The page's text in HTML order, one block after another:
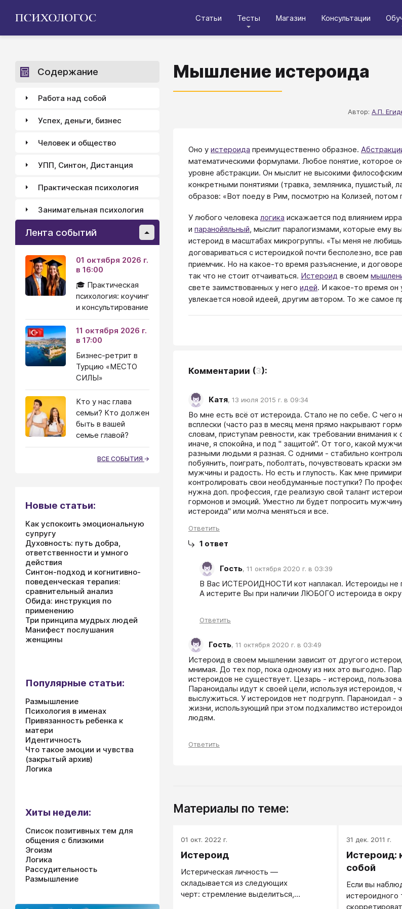
Статьи Тесты Магазин Консультации
Мышление истероида
Автор: А.П.
Оно у истероида преимущественно образное.
математическими формулами. Любое понятие, которое
уровне абстракции. Он мыслит не высокими
конкретными понятиями (травка, земляника,
образов: «Вот поеду в Рим, посмотрю на Колизей, потом
У любого человека логика искажается под влиянием
и паранойяльный , мыслит паралогизмами, которые ему
истероид в масштабах микрогруппы. «Ты меня не
договариваться с истероидкой почти бесполезно, все
приемчик. Но на какое-то время разъяснение, и
так что не стоит отчаиваться. Истероид в своем
свете заимствованных у него идей. И какое-то время он
увлекается новой идеей, другим автором. То же самое
Комментарии (3):
Катя, 13 июля 2015 г. в 09:34
Во мне есть всё от истероида. Стало не по себе. С чего
всплески (часто раз в месяц меня прямо накрывают
словам, приступам ревности, как требовании внимания
иначе, я спокойна, и под " защитой". От того, какой
разными людьми я разная. С одними - стабильно
побуянить, поиграть, поболтать, почувствовать
мужчины и радость. Но есть и глупость. Как мне
контролировать свои необдуманные поступки? По
нужна доп. профессия, где реализую свой талант
гормонов и эмоций. Уместно ли будет попросить
истероида" или молча меняться и все.
Ответить
1 ответ
Гость, 11 октября 2020 г. в 03:39
В Вас ИСТЕРОИДНОСТИ кот наплакал. Истероиды не
А истерите Вы при наличии ЛЮБОГО истероида в
Ответить
Гость, 11 октября 2020 г. в 03:49
Истероид в своем мышлении зависит от другого
мнимая. До тех пор, пока одному из них это выгодно.
истероидов не существует. Цезарь - истероид,
Параноидалы идут к своей цели, используя истероидов,
выслужиться. У истероидов нет подгрупп. Параноидал
жизни, использующий при этом подхалимство
людям.
Ответить
Материалы по теме:
01 окт. 2022 г.
Истероид
Истерическая личность —
складывается из следующих
черт: стремление выделиться,
31 дек. 2011 г.
Истероид:
собой
Если вы
истероидного
Содержание
Работа над собой
Успех, деньги, бизнес
Человек и общество
УПП, Синтон, Дистанция
Практическая психология
Занимательная психология
Лента событий
01 октября 2026 г.
в 16:00
🎓 Практическая
психология: коучинг
и консультирование
11 октября 2026 г.
в 17:00
Бизнес-ретрит в
Турцию «МЕСТО
СИЛЫ»
Кто у нас глава
семьи? Кто должен
быть в вашей
семье главой?
ВСЕ СОБЫТИЯ
Новые статьи:
Как успокоить эмоциональную
супругу
Духовность: путь добра,
ответственности и умного
действия
Синтон-подход и когнитивно-
поведенческая терапия:
сравнительный анализ
Обида: инструкция по
применению
Три принципа мудрых людей
Манифест послушания
женщины
Популярные статьи:
Размышление
Психология в именах
Привязанность ребенка к
матери
Идентичность
Что такое эмоции и чувства
(закрытый архив)
Логика
Хиты недели:
Список позитивных тем для
общения с близкими
Эгоизм
Логика
Рассудительность
Размышление